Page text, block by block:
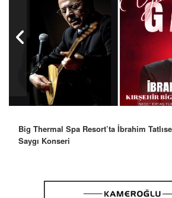
Robbie Williams’tan İstanbul’a Mesaj:
Olacak”